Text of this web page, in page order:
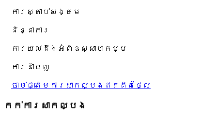
ការស្តាប់សង្គម
និន្នាការ
ការយល់ដឹងអំពីឧស្សាហកម្ម
ការនាំចេញ
ចាប់ផ្តើមការសាកល្បងឥតគិតថ្លៃ
កក់ការសាកល្បង